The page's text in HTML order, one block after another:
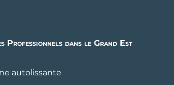
Professionnels dans le Grand Est
autolissante